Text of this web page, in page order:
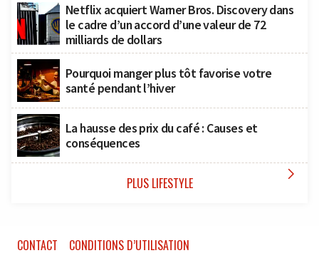
Netflix acquiert Warner Bros. Discovery dans
le cadre d’un accord d’une valeur de 72
milliards de dollars
Pourquoi manger plus tôt favorise votre
santé pendant l’hiver
La hausse des prix du café : Causes et
conséquences
PLUS LIFESTYLE 
CONTACT
CONDITIONS D’UTILISATION